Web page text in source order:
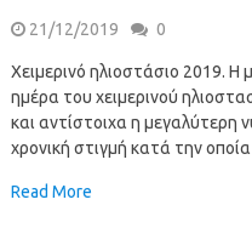
21/12/2019 0
Χειμερινό ηλιοστάσιο 2019.
ημέρα του χειμερινού
και αντίστοιχα η μεγαλύτερη
χρονική στιγμή κατά την
Read More